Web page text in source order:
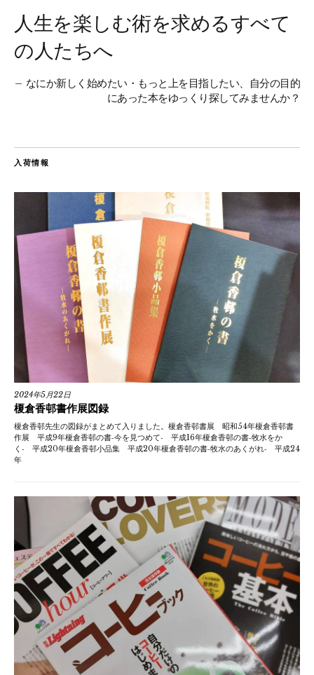
人生を楽しむ術を求めるすべて
の人たちへ
なにか新しく始めたい・もっと上を目指したい、自分の目的
にあった本をゆっくり探してみませんか？
入荷情報
2024年5月22日
榎倉香邨書作展図録
榎倉香邨先生の図録がまとめて入りました。榎倉香邨書展 昭和54年榎倉香邨書
作展 平成9年榎倉香邨の書‐今を見つめて‐ 平成16年榎倉香邨の書‐牧水をか
く‐ 平成20年榎倉香邨小品集 平成20年榎倉香邨の書‐牧水のあくがれ‐ 平成24
年